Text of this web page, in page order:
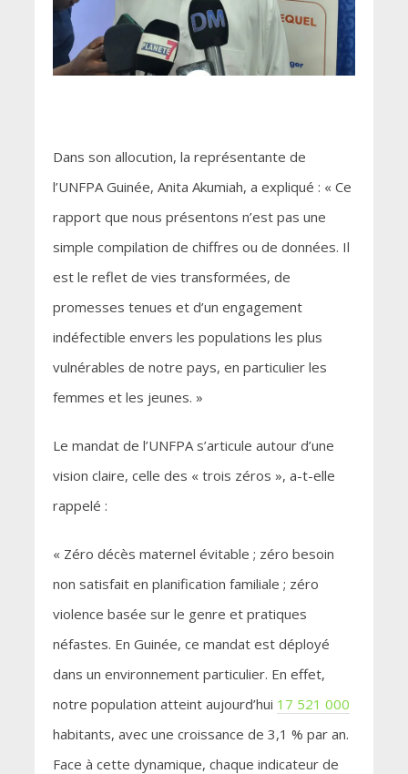
Dans son allocution, la représentante de
l’UNFPA Guinée, Anita Akumiah, a expliqué : « Ce
rapport que nous présentons n’est pas une
simple compilation de chiffres ou de données. Il
est le reflet de vies transformées, de
promesses tenues et d’un engagement
indéfectible envers les populations les plus
vulnérables de notre pays, en particulier les
femmes et les jeunes. »
Le mandat de l’UNFPA s’articule autour d’une
vision claire, celle des « trois zéros », a-t-elle
rappelé :
« Zéro décès maternel évitable ; zéro besoin
non satisfait en planification familiale ; zéro
violence basée sur le genre et pratiques
néfastes. En Guinée, ce mandat est déployé
dans un environnement particulier. En effet,
notre population atteint aujourd’hui 17 521 000
habitants, avec une croissance de 3,1 % par an.
Face à cette dynamique, chaque indicateur de